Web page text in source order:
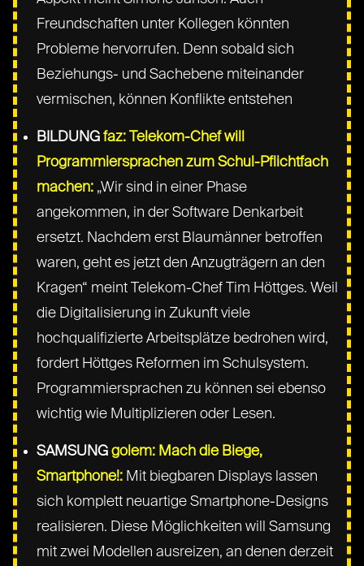
Freundschaften unter Kollegen könnten
Probleme hervorrufen. Denn sobald sich
Beziehungs- und Sachebene miteinander
vermischen, können Konflikte entstehen
BILDUNGfaz: Telekom-Chef will
Programmiersprachen zum Schul-Pflichtfach
machen: „Wir sind in einer Phase
angekommen, in der Software Denkarbeit
ersetzt. Nachdem erst Blaumänner betroffen
waren, geht es jetzt den Anzugträgern an den
Kragen“ meint Telekom-Chef Tim Höttges. Weil
die Digitalisierung in Zukunft viele
hochqualifizierte Arbeitsplätze bedrohen wird,
fordert Höttges Reformen im Schulsystem.
Programmiersprachen zu können sei ebenso
wichtig wie Multiplizieren oder Lesen.
SAMSUNGgolem: Mach die Biege,
Smartphone!: Mit biegbaren Displays lassen
sich komplett neuartige Smartphone-Designs
realisieren. Diese Möglichkeiten will Samsung
mit zwei Modellen ausreizen, an denen derzeit